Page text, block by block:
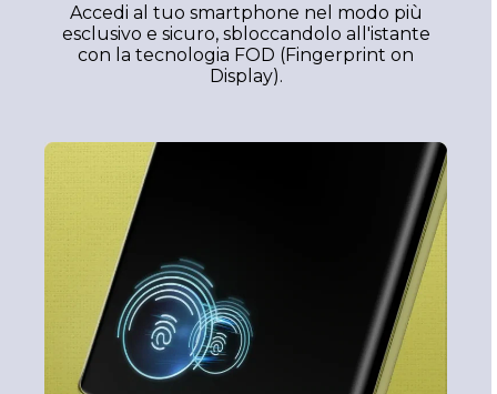
Accedi al tuo smartphone nel modo più
esclusivo e sicuro, sbloccandolo all'istante
con la tecnologia FOD (Fingerprint on
Display).